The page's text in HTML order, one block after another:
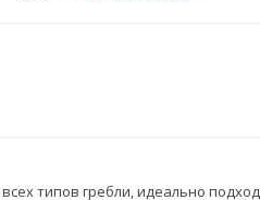
типов гребли, идеально